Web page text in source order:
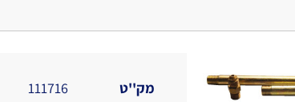
מק''ט
111716